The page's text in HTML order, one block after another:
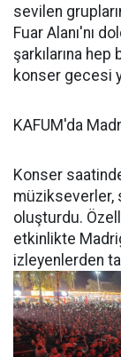
sevilen
Fuar Alanı'nı
şarkılarına
konser gecesi
KAFUM'da
Konser
müzikseverler,
oluşturdu.
etkinlikte
izleyenlerden